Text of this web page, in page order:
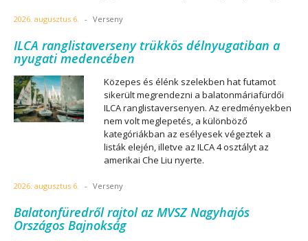
2026. augusztus 6. - Verseny
ILCA ranglistaverseny trükkös délnyugatiban a
nyugati medencében
Közepes és élénk szelekben hat futamot
sikerült megrendezni a balatonmáriafürdői
ILCA ranglistaversenyen. Az eredményekben
nem volt meglepetés, a különböző
kategóriákban az esélyesek végeztek a
listák elején, illetve az ILCA 4 osztályt az
amerikai Che Liu nyerte.
2026. augusztus 6. - Verseny
Balatonfüredről rajtol az MVSZ Nagyhajós
Országos Bajnokság